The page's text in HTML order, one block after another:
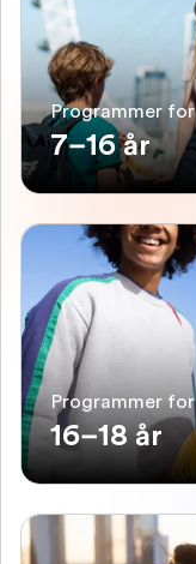
Programmer for
7–16 år
Programmer for
16–18 år